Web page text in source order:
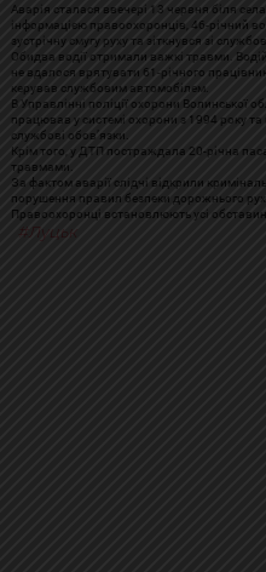
Аварія сталася ввечері 13 червня біля
інформацією правоохоронців, 46-річний
зустрічну смугу руху та зіткнувся зі
Обидва водії отримали важкі травми.
не вдалося врятувати 61-річного
керував службовим автомобілем.
В Управлінні поліції охорони Волинської
працював у системі охорони з 1994 року
службові обов’язки.
Крім того, у ДТП постраждала 20-річна
травмами.
За фактом аварії слідчі відкрили
порушення правил безпеки дорожнього
Правоохоронці встановлюють усі
Луцьк